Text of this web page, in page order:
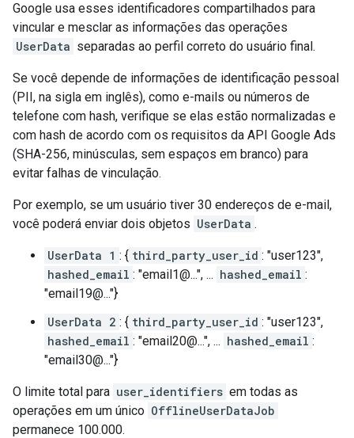
Google usa esses identificadores compartilhados para
vincular e mesclar as informações das operações
UserData separadas ao perfil correto do usuário final.
Se você depende de informações de identificação pessoal
(PII, na sigla em inglês), como e-mails ou números de
telefone com hash, verifique se elas estão normalizadas e
com hash de acordo com os requisitos da API Google Ads
(SHA-256, minúsculas, sem espaços em branco) para
evitar falhas de vinculação.
Por exemplo, se um usuário tiver 30 endereços de e-mail,
você poderá enviar dois objetos UserData .
UserData 1 : { third_party_user_id : "user123",
hashed_email : "email1@...", ... hashed_email :
"email19@..."}
UserData 2 : { third_party_user_id : "user123",
hashed_email : "email20@...", ... hashed_email :
"email30@..."}
O limite total para user_identifiers em todas as
operações em um único OfflineUserDataJob
permanece 100.000.